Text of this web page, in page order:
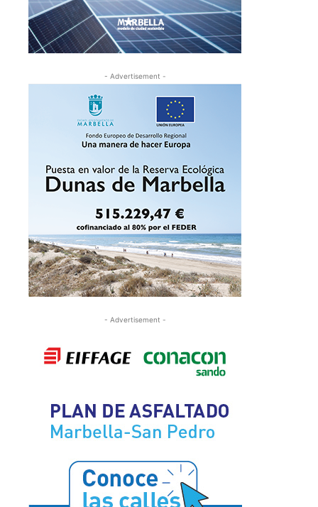
- Advertisement -
- Advertisement -